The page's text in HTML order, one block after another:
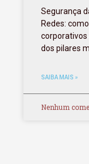
Segurança
Redes:
corporativos
dos pilares
SAIBA MAIS »
Nenhum